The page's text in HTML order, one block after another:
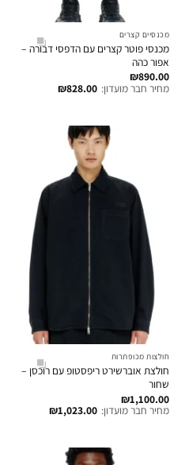
מכנסיים קצרים
מכנסי פוטר קצרים עם הדפסי דבורה –
אפור כהה
₪890.00
מחיר חבר מועדון: ₪828.00
חולצות מכופתרות
חולצת אוברשירט ריפסטופ עם רוכסן –
שחור
₪1,100.00
מחיר חבר מועדון: ₪1,023.00